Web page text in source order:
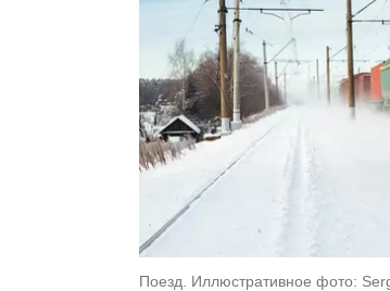
Поезд. Иллюстративное фото: